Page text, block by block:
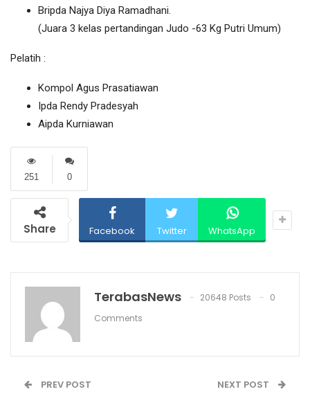
Bripda Najya Diya Ramadhani.
(Juara 3 kelas pertandingan Judo -63 Kg Putri Umum)
Pelatih :
Kompol Agus Prasatiawan
Ipda Rendy Pradesyah
Aipda Kurniawan
0
251
Share Facebook Twitter WhatsApp
TerabasNews 20648 Posts
0
Comments
PREV POST NEXT POST